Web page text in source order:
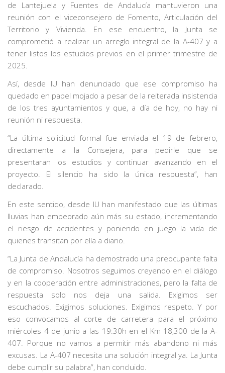
de Lantejuela y Fuentes de Andalucía mantuvieron una
reunión con el viceconsejero de Fomento, Articulación del
Territorio y Vivienda. En ese encuentro, la Junta se
comprometió a realizar un arreglo integral de la A-407 y a
tener listos los estudios previos en el primer trimestre de
2025.
Así, desde IU han denunciado que ese compromiso ha
quedado en papel mojado a pesar de la reiterada insistencia
de los tres ayuntamientos y que, a día de hoy, no hay ni
reunión ni respuesta.
“La última solicitud formal fue enviada el 19 de febrero,
directamente a la Consejera, para pedirle que se
presentaran los estudios y continuar avanzando en el
proyecto. El silencio ha sido la única respuesta”, han
declarado.
En este sentido, desde IU han manifestado que las últimas
lluvias han empeorado aún más su estado, incrementando
el riesgo de accidentes y poniendo en juego la vida de
quienes transitan por ella a diario.
“La Junta de Andalucía ha demostrado una preocupante falta
de compromiso. Nosotros seguimos creyendo en el diálogo
y en la cooperación entre administraciones, pero la falta de
respuesta solo nos deja una salida. Exigimos ser
escuchados. Exigimos soluciones. Exigimos respeto. Y por
eso convocamos al corte de carretera para el próximo
miércoles 4 de junio a las 19:30h en el Km 18,300 de la A-
407. Porque no vamos a permitir más abandono ni más
excusas. La A-407 necesita una solución integral ya. La Junta
debe cumplir su palabra”, han concluido.